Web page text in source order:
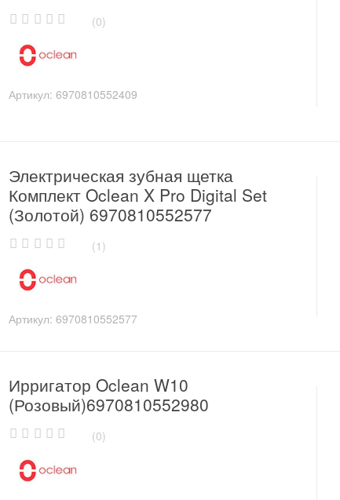
f
(0)
Артикул: 6970810552409
Электрическая зубная щетка
Комплект Oclean X Pro Digital Set
(Золотой) 6970810552577
f
(1)
Артикул: 6970810552577
Ирригатор Oclean W10
(Розовый)6970810552980
(0)